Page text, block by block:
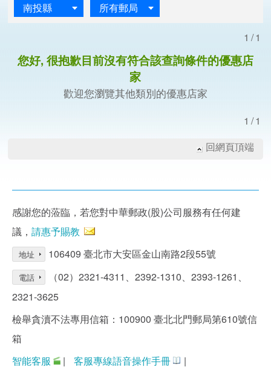
南投縣 所有郵局
1/1
您好, 很抱歉目前沒有符合該查詢條件的優惠店
家
歡迎您瀏覽其他類別的優惠店家
1/1
回網頁頂端
感謝您的蒞臨，若您對中華郵政(股)公司服務有任何建
議， 請惠予賜教
地址 106409 臺北市大安區金山南路2段55號
電話
（02）2321-4311、2392-1310、2393-1261、
2321-3625
檢舉貪瀆不法專用信箱：100900 臺北北門郵局第610號信
箱
智能客服
| 客服專線語音操作手冊 |